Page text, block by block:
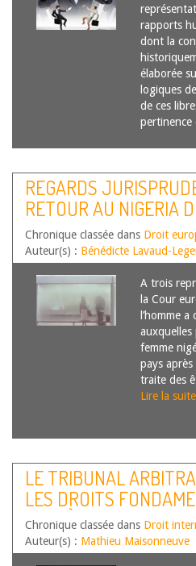
rapports
dont la
élaborée
logiques
de ces
pertinence
REGARDS
RETOUR AU NIGERIA
SEXUELLEMENT
Chronique classée dans Droit
Auteur(s) : Bénédicte Lavaud-
A trois
la Cour
l’homme
femme
pays
traite des
Lire la suite
LE TRIBUNAL
LES DROITS
ATHLÈTES
Chronique classée dans Droit
Auteur(s) : Mathieu Maisonneuve